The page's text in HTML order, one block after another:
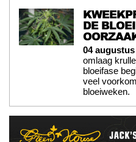
DE
04 augustus
omlaag
bloeifase
veel
bloeiweken.